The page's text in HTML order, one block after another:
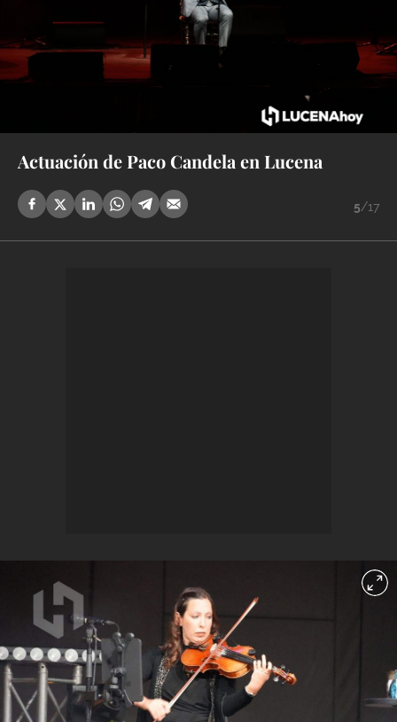
Actuación de Paco Candela en Lucena
5/17